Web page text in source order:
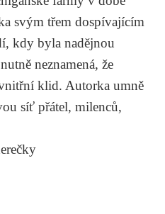
svým třem dospívajícím
kdy byla nadějnou
neznamená, že
klid. Autorka umně
síť přátel, milenců,